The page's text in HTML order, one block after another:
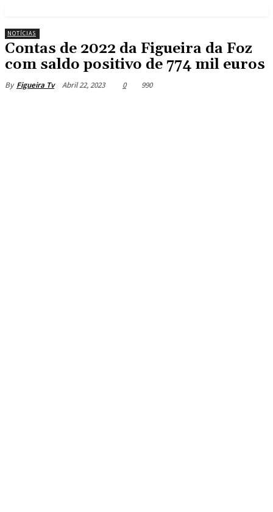
NOTÍCIAS
Contas de 2022 da Figueira da Foz
com saldo positivo de 774 mil euros
By Figueira Tv Abril 22, 2023 0 990